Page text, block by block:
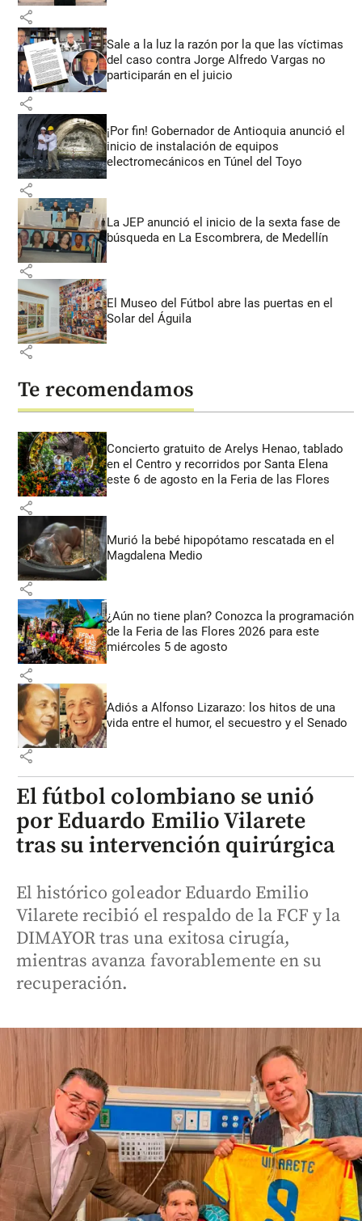
share
Sale a la luz la razón por la que las víctimas
del caso contra Jorge Alfredo Vargas no
participarán en el juicio
share
¡Por fin! Gobernador de Antioquia anunció el
inicio de instalación de equipos
electromecánicos en Túnel del Toyo
share
La JEP anunció el inicio de la sexta fase de
búsqueda en La Escombrera, de Medellín
share
El Museo del Fútbol abre las puertas en el
Solar del Águila
share
Te recomendamos
Concierto gratuito de Arelys Henao, tablado
en el Centro y recorridos por Santa Elena
este 6 de agosto en la Feria de las Flores
share
Murió la bebé hipopótamo rescatada en el
Magdalena Medio
share
¿Aún no tiene plan? Conozca la programación
de la Feria de las Flores 2026 para este
miércoles 5 de agosto
share
Adiós a Alfonso Lizarazo: los hitos de una
vida entre el humor, el secuestro y el Senado
share
El fútbol colombiano se unió
por Eduardo Emilio Vilarete
tras su intervención quirúrgica
El histórico goleador Eduardo Emilio
Vilarete recibió el respaldo de la FCF y la
DIMAYOR tras una exitosa cirugía,
mientras avanza favorablemente en su
recuperación.